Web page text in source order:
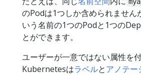
のPodは1つしか含められません
いう名前の1つのPodと1つの
とができます。
ユーザーが一意ではない属性を
Kubernetesはラベルとアノテー